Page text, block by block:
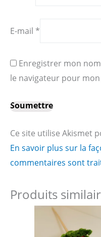
E-mail *
Enregistrer mon
le navigateur pour
Ce site utilise Akismet
En savoir plus sur la
commentaires sont
Produits